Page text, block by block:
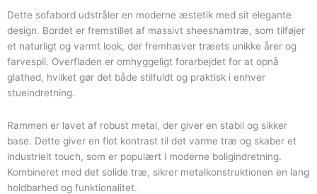
skuffe
antal
Dette sofabord udstråler en moderne æstetik med sit elegante
design. Bordet er fremstillet af massivt sheeshamtræ, som tilføjer
et naturligt og varmt look, der fremhæver træets unikke årer og
farvespil. Overfladen er omhyggeligt forarbejdet for at opnå
glathed, hvilket gør det både stilfuldt og praktisk i enhver
stueindretning.
Rammen er lavet af robust metal, der giver en stabil og sikker
base. Dette giver en flot kontrast til det varme træ og skaber et
industrielt touch, som er populært i moderne boligindretning.
Kombineret med det solide træ, sikrer metalkonstruktionen en lang
holdbarhed og funktionalitet.